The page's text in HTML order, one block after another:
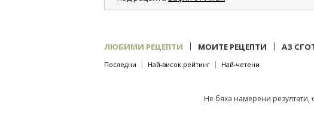
Съжалявам, ако аз съм в грешка, но гледах рецептата
помага с дилемата, тъй като живата мая, все пак, се
кубчета, а и ми се струва, че трудно ще я разтворя в
непритоплена газирана вода.
ЛЮБИМИ РЕЦЕПТИ | МОИТЕ РЕЦЕПТИ | АЗ
Последни | Най-висок рейтинг | Най-четени
Не бяха намерени